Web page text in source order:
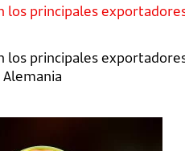
los principales
los principales
Alemania